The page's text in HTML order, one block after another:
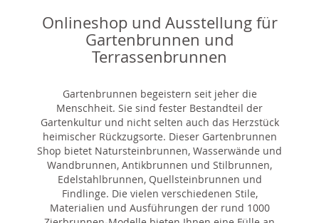
Onlineshop und Ausstellung für
Gartenbrunnen und
Terrassenbrunnen
Gartenbrunnen begeistern seit jeher die
Menschheit. Sie sind fester Bestandteil der
Gartenkultur und nicht selten auch das Herzstück
heimischer Rückzugsorte. Dieser Gartenbrunnen
Shop bietet Natursteinbrunnen, Wasserwände und
Wandbrunnen, Antikbrunnen und Stilbrunnen,
Edelstahlbrunnen, Quellsteinbrunnen und
Findlinge. Die vielen verschiedenen Stile,
Materialien und Ausführungen der rund 1000